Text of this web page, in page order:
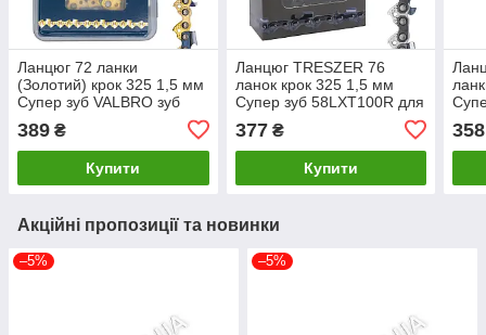
Ланцюг 72 ланки
(Золотий) крок 325 1,5 мм
Супер зуб VALBRO зуб
389 ₴
Купити
Ланцюг TRESZER 76
ланок крок 325 1,5 мм
Супер зуб 58LXT100R для
377₴
Купити
358
Акційні пропозиції та новинки
–5% –5%